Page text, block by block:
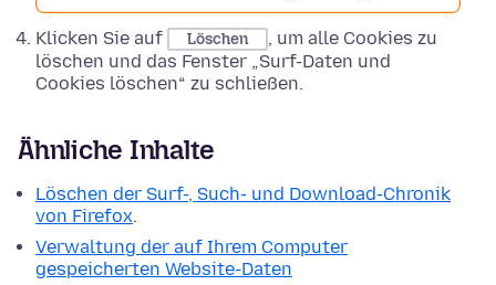
Klicken Sie auf Löschen
, um alle Cookies zu
löschen und das Fenster „Surf-Daten und
Cookies löschen“ zu schließen.
Ähnliche Inhalte
Löschen der Surf-, Such- und Download-Chronik
von Firefox.
Verwaltung der auf Ihrem Computer
gespeicherten Website-Daten